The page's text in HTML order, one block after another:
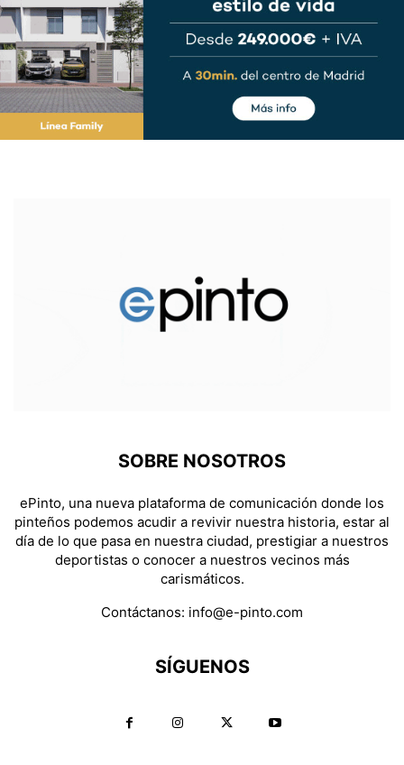
SOBRE NOSOTROS
ePinto, una nueva plataforma de comunicación donde los
pinteños podemos acudir a revivir nuestra historia, estar al
día de lo que pasa en nuestra ciudad, prestigiar a nuestros
deportistas o conocer a nuestros vecinos más
carismáticos.
Contáctanos: info@e-pinto.com
SÍGUENOS